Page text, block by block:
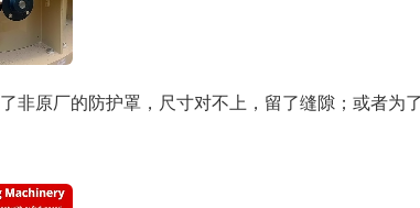
原厂的防护罩，尺寸对不上，留了缝隙；或者为